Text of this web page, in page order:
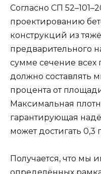
Согласно СП
проектированию
конструкций из
предварительного
сумме сечение всех
должно составлять
процента от
Максимальная
гарантирующая
может достигать 0,3
Получается, что мы